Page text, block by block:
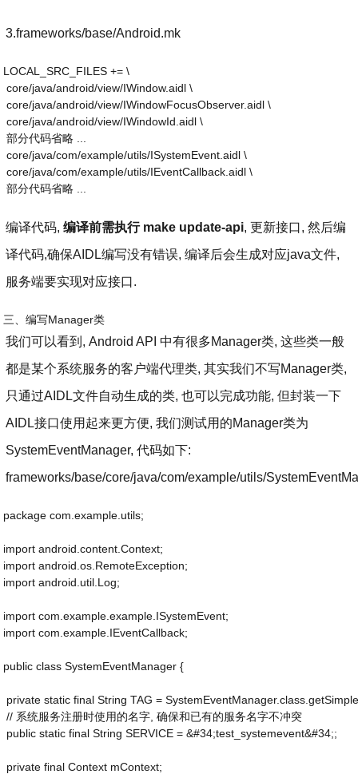
3.frameworks/base/Android.mk
LOCAL_SRC_FILES += \
core/java/android/view/IWindow.aidl \
core/java/android/view/IWindowFocusObserver.aidl \
core/java/android/view/IWindowId.aidl \
部分代码省略 ...
core/java/com/example/utils/ISystemEvent.aidl \
core/java/com/example/utils/IEventCallback.aidl \
部分代码省略 ...
编译代码,编译前需执行 make update-api, 更新接口, 然后编
译代码,确保AIDL编写没有错误, 编译后会生成对应java文件,
服务端要实现对应接口.
三、编写Manager类
我们可以看到, Android API 中有很多Manager类, 这些类一般
都是某个系统服务的客户端代理类, 其实我们不写Manager类,
只通过AIDL文件自动生成的类, 也可以完成功能, 但封装一下
AIDL接口使用起来更方便, 我们测试用的Manager类为
SystemEventManager, 代码如下:
frameworks/base/core/java/com/example/utils/
package com.example.utils;
import android.content.Context;
import android.os.RemoteException;
import android.util.Log;
import com.example.example.ISystemEvent;
import com.example.IEventCallback;
public class SystemEventManager {
private static final String TAG =
// 系统服务注册时使用的名字, 确保和已有的服务名字不冲突
public static final String SERVICE = &#34;test_systemevent&#34;;
private final Context mContext;